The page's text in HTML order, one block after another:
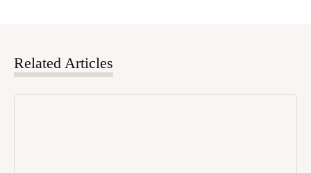
Related Articles